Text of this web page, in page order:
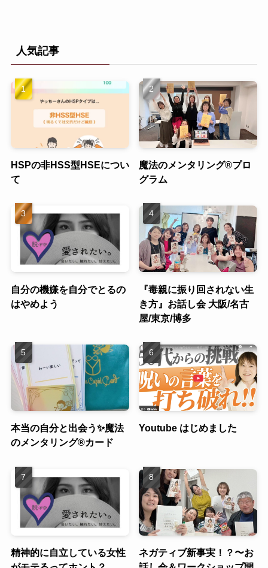
人気記事
HSPの非HSS型HSEについ
て
魔法のメンタリング®︎プロ
グラム
自分の機嫌を自分でとるの
はやめよう
『毒親に振り回されない生
き方』お話し会 大阪/名古
屋/東京/博多
本当の自分と出会う✨魔法
のメンタリング®︎カード
Youtube はじめました
精神的に自立している女性
ネガティブ新事実！？〜お